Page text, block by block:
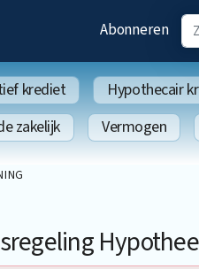
Abonneren
krediet Hypothecair
zakelijk Vermogen